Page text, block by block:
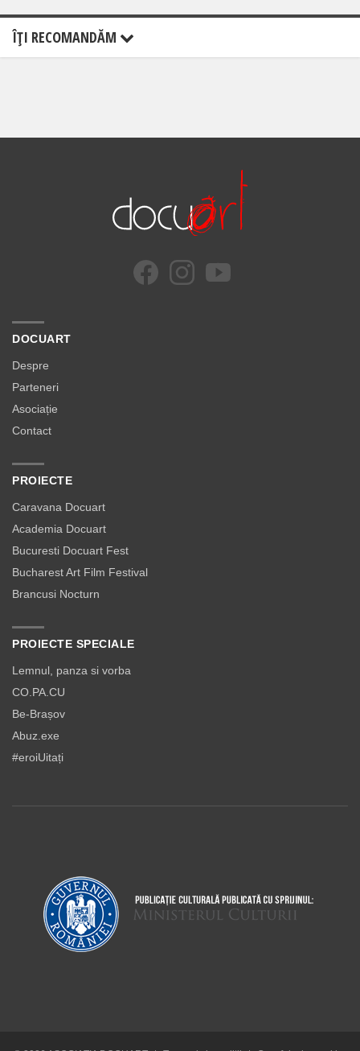
ÎŢI RECOMANDĂM
DOCUART
Despre
Parteneri
Asociație
Contact
PROIECTE
Caravana Docuart
Academia Docuart
Bucuresti Docuart Fest
Bucharest Art Film Festival
Brancusi Nocturn
PROIECTE SPECIALE
Lemnul, panza si vorba
CO.PA.CU
Be-Brașov
Abuz.exe
#eroiUitați